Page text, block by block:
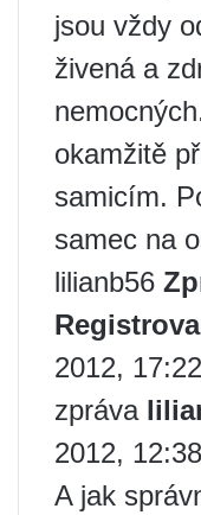
jsou vždy
živená a
okamžitě
samicím.
samec na
lilianb56
2012, 17:22
zpráva
2012, 12:38
A jak